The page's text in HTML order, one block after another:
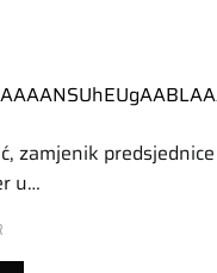
zamjenik
u…